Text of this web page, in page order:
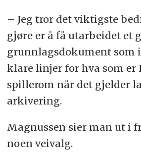
– Jeg tror det viktigste
gjøre er å få utarbeidet et
grunnlagsdokument som
klare linjer for hva som er
spillerom når det gjelder
arkivering.
Magnussen sier man ut i
noen veivalg.